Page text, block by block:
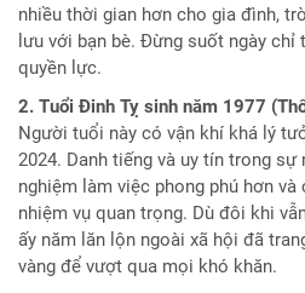
nhiều thời gian hơn cho gia đình,
lưu với bạn bè. Đừng suốt ngày
quyền lực.
2. Tuổi Đinh Tỵ sinh năm 1977
Người tuổi này có vận khí khá lý
2024. Danh tiếng và uy tín trong
nghiệm làm việc phong phú hơn
nhiệm vụ quan trọng. Dù đôi khi
ấy năm lăn lộn ngoài xã hội đã
vàng để vượt qua mọi khó khăn.